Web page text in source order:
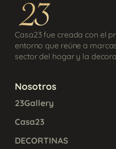
Casa23 fue creada con el
entorno que reúne a
sector del hogar y la
Nosotros
23Gallery
Casa23
DECORTINAS